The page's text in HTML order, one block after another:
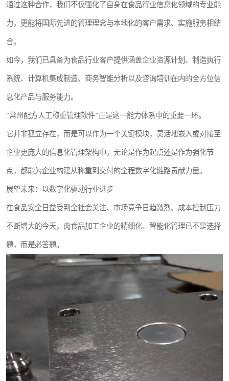
通过这种合作，我们不仅强化了自身在食品行业信息化领域的专业能
力，更能将国际先进的管理理念与本地化的客户需求、实施服务相结
合。
如今，我们已具备为食品行业客户提供涵盖企业资源计划、制造执行
系统、计算机集成制造、商务智能分析以及咨询培训在内的全方位信
息化产品与服务能力。
“常州配方人工称重管理软件”正是这一能力体系中的重要一环。
它并非孤立存在，而是可以作为一个关键模块，灵活地嵌入或对接至
企业更庞大的信息化管理架构中，无论是作为起点还是作为强化节
点，都能为企业构建从称重到交付的全程数字化链路贡献力量。
展望未来：以数字化驱动行业进步
在食品安全日益受到全社会关注、市场竞争日趋激烈、成本控制压力
不断增大的今天，肉食品加工企业的精细化、智能化管理已不是选择
题，而是必答题。